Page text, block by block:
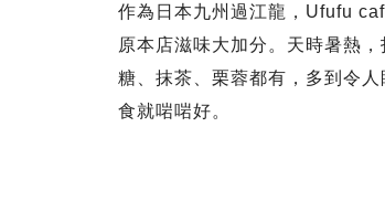
作為日本九州過江龍，Ufufu
原本店滋味大加分。天時暑熱
糖、抹茶、栗蓉都有，多到令
食就啱啱好。